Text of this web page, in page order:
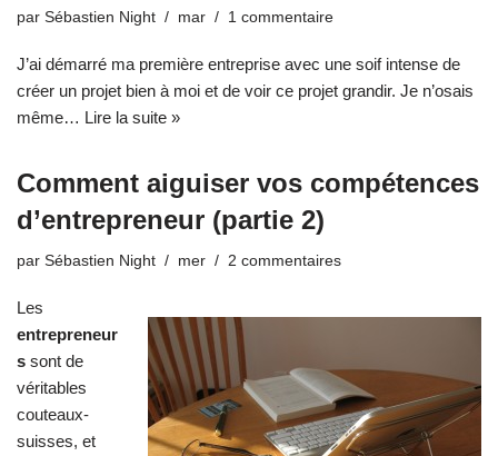
par Sébastien Night mar 1 commentaire
J’ai démarré ma première entreprise avec une soif intense de
créer un projet bien à moi et de voir ce projet grandir. Je n’osais
même… Lire la suite »
Comment aiguiser vos compétences
d’entrepreneur (partie 2)
par Sébastien Night mer 2 commentaires
Les
entrepreneur
s sont de
véritables
couteaux-
suisses, et